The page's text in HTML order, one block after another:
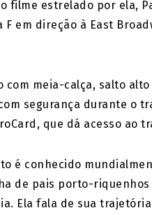
filme estrelado por ela,
em direção à East
meia-calça, salto
segurança durante o
que dá acesso ao
é conhecido
de pais porto-riquenhos
Ela fala de sua trajetória